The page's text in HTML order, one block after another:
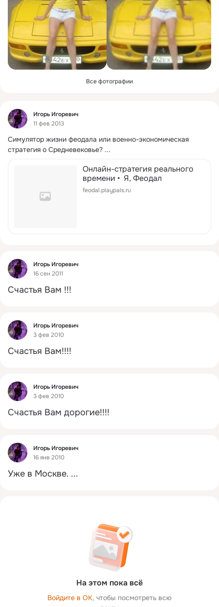
Все фотографии
Фид
Игорь Игоревич
11 фев 2013
Симулятор жизни феодала или военно-экономическая
стратегия о Средневековье? ...
Онлайн-стратегия реального
времени • Я, Феодал
feodal.playpals.ru
Фид
Игорь Игоревич
16 сен 2011
Счастья Вам !!!
Фид
Игорь Игоревич
3 фев 2010
Счастья Вам!!!!
Фид
Игорь Игоревич
3 фев 2010
Счастья Вам дорогие!!!!
Фид
Игорь Игоревич
16 янв 2010
Уже в Москве. ...
На этом пока всё
Войдите в ОК, чтобы посмотреть всю